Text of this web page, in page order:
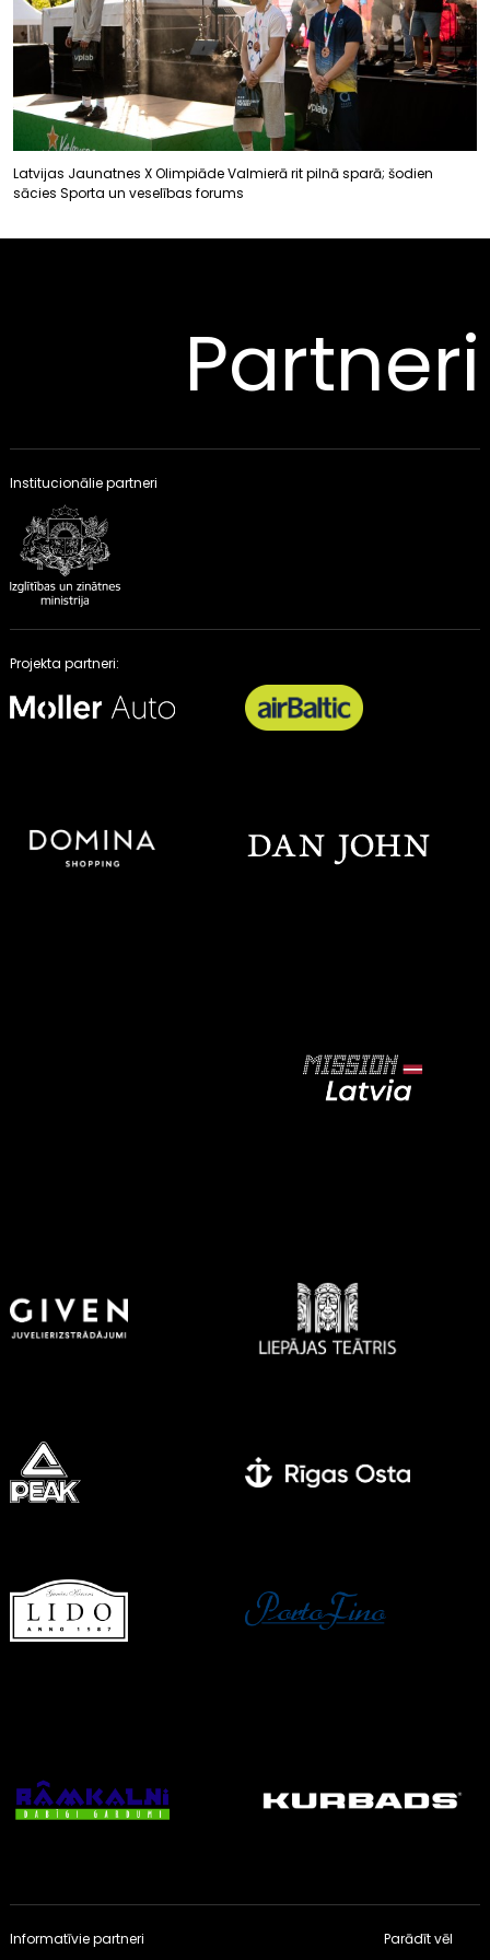
Latvijas Jaunatnes X Olimpiāde Valmierā rit pilnā sparā; šodien
sācies Sporta un veselības forums
Partneri
Institucionālie partneri
Projekta partneri:
Informatīvie partneri Parādīt vēl